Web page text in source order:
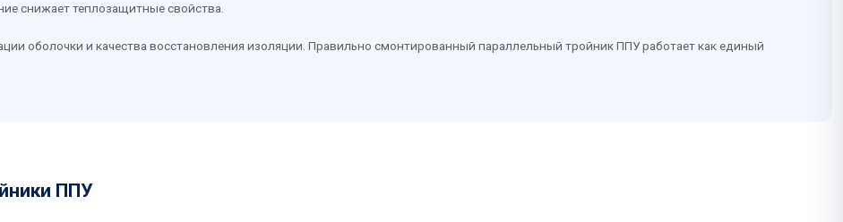
снижает теплозащитные свойства.
оболочки и качества восстановления изоляции. Правильно смонтированный параллельный тройник ППУ работает как единый
ППУ